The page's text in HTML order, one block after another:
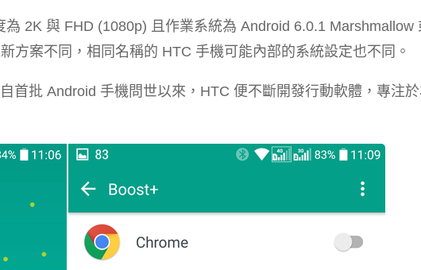
2K 與 FHD (1080p) 且作業系統為 Android 6.0.1 Marshmallow
方案不同，相同名稱的 HTC 手機可能內部的系統設定也不同。
首批 Android 手機問世以來，HTC 便不斷開發行動軟體，專注